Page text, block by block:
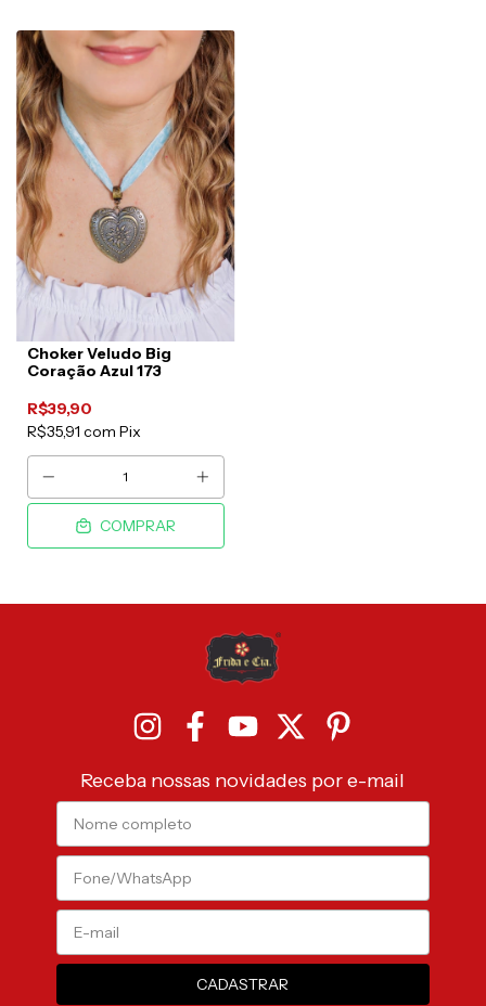
Choker Veludo Big
Coração Azul 173
R$39,90
R$35,91 com Pix
COMPRAR
Receba nossas novidades por e-mail